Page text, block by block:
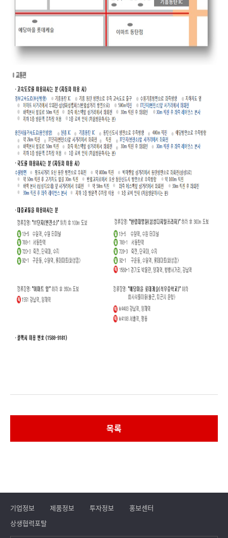
목록
기업정보 제품정보 투자정보
홍보센터
상생협력포탈